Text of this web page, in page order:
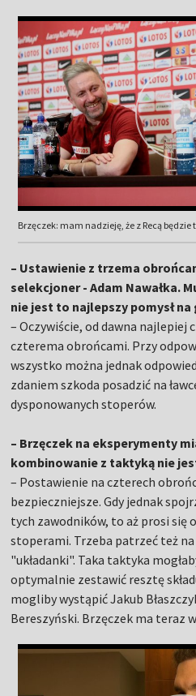
Brzęczek: mam nadzieję, że z Recą
– Ustawienie z trzema
selekcjoner - Adam Nawałka.
nie jest to najlepszy pomysł
– Oczywiście, od dawna najlepiej
czterema obrońcami. Przy
wszystko można jednak
zdaniem szkoda posadzić na
dysponowanych stoperów.
– Brzęczek na eksperymenty
kombinowanie z taktyką nie
– Postawienie na czterech
bezpieczniejsze. Gdy jednak
tych zawodników, to aż prosi się
stoperami. Trzeba patrzeć też
"układanki". Taka taktyka
optymalnie zestawić resztę
mogliby wystąpić Jakub
Bereszyński. Brzęczek ma teraz